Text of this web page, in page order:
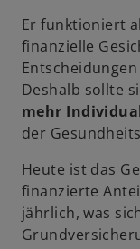
Er funktioniert
finanzielle
Deshalb sollte
mehr
der
Heute ist das
finanzierte
jährlich, was